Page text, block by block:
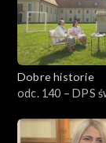
Dobre historie
odc. 140 – DPS